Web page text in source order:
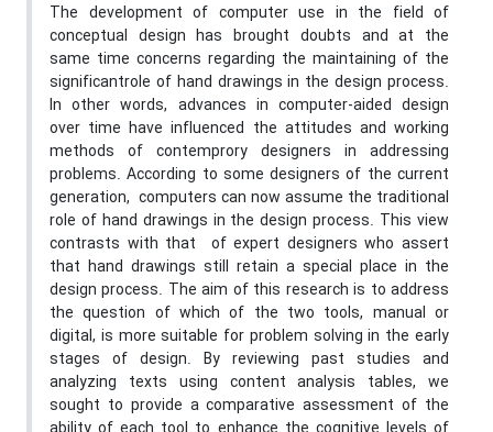
The development of computer use in the field of
conceptual design has brought doubts and at the
same time concerns regarding the maintaining of the
significantrole of hand drawings in the design process.
In other words, advances in computer-aided design
over time have influenced the attitudes and working
methods of contemprory designers in addressing
problems. According to some designers of the current
generation, computers can now assume the traditional
role of hand drawings in the design process. This view
contrasts with that of expert designers who assert
that hand drawings still retain a special place in the
design process. The aim of this research is to address
the question of which of the two tools, manual or
digital, is more suitable for problem solving in the early
stages of design. By reviewing past studies and
analyzing texts using content analysis tables, we
sought to provide a comparative assessment of the